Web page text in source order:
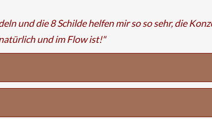
und die 8 Schilde helfen mir so so sehr, die
und im Flow ist!"